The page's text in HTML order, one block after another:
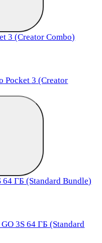
Pocket 3 (Creator
3S 64 ГБ (Standard